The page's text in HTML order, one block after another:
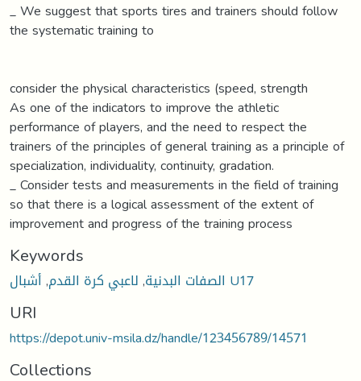
_ We suggest that sports tires and trainers should follow
the systematic training to
consider the physical characteristics (speed, strength
As one of the indicators to improve the athletic
performance of players, and the need to respect the
trainers of the principles of general training as a principle of
specialization, individuality, continuity, gradation.
_ Consider tests and measurements in the field of training
so that there is a logical assessment of the extent of
improvement and progress of the training process
Keywords
الصفات البدنية,لاعبي كرة القدم, أشبال U17
URI
https://depot.univ-msila.dz/handle/123456789/14571
Collections